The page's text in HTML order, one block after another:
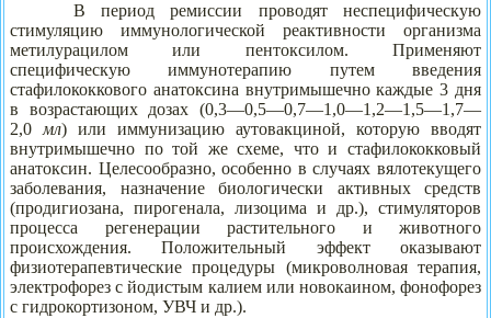
В период ремиссии проводят неспецифическую
стимуляцию иммунологической реактивности организма
метилурацилом или пентоксилом. Применяют
специфическую иммунотерапию путем введения
стафилококкового анатоксина внутримышечно каждые 3 дня
в возрастающих дозах (0,3—0,5—0,7—1,0—1,2—1,5—1,7—
2,0 мл) или иммунизацию аутовакциной, которую вводят
внутримышечно по той же схеме, что и стафилококковый
анатоксин. Целесообразно, особенно в случаях вялотекущего
заболевания, назначение биологически активных средств
(продигиозана, пирогенала, лизоцима и др.), стимуляторов
процесса регенерации растительного и животного
происхождения. Положительный эффект оказывают
физиотерапевтические процедуры (микроволновая терапия,
электрофорез с йодистым калием или новокаином, фонофорез
с гидрокортизоном, УВЧ и др.).